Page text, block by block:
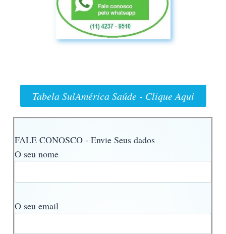
Tabela SulAmérica Saúde - Clique Aqui
FALE CONOSCO - Envie Seus dados
O seu nome
O seu email